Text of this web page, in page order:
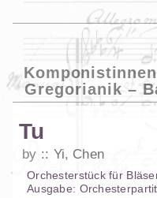
Gregorianik –
Tu
by Yi, Chen
Orchesterstückfür
Ausgabe: